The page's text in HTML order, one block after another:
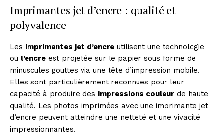
Imprimantes jet d’encre : qualité et
polyvalence
Les imprimantes jet d’encre utilisent une technologie
où l’encre est projetée sur le papier sous forme de
minuscules gouttes via une tête d’impression mobile.
Elles sont particulièrement reconnues pour leur
capacité à produire des impressions couleur de haute
qualité. Les photos imprimées avec une imprimante jet
d’encre peuvent atteindre une netteté et une vivacité
impressionnantes.